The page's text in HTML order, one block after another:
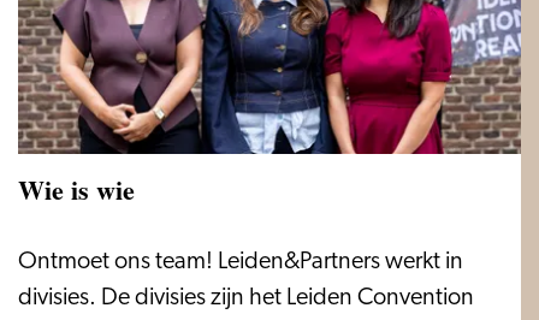
Wie is wie
Wie
is
Ontmoet ons team! Leiden&Partners werkt in
divisies. De divisies zijn het Leiden Convention